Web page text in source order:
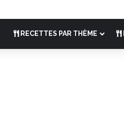
ACCUEILRECETTES PAR THÈME